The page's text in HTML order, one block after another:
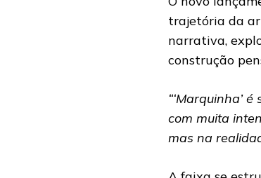
trajetória da
narrativa,
construção
“‘Marquinha’
com muita
mas na